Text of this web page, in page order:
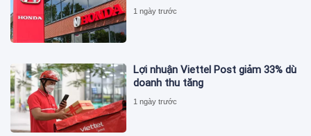
1 ngày trước
Lợi nhuận Viettel Post giảm 33% dù
doanh thu tăng
1 ngày trước